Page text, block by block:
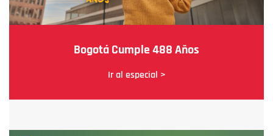
Bogotá Cumple 488 Años
Ir al especial >